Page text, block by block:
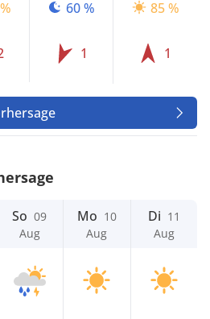
60 %
1
85 %
1
So 09
Aug
Mo 10
Aug
Di 11
Aug